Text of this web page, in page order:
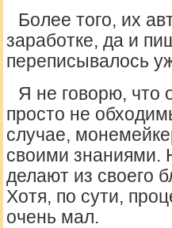
Более того, их
заработке, да и
переписывалось
Я не говорю, что
просто не
случае,
своими знаниями.
делают из своего
Хотя, по сути,
очень мал.